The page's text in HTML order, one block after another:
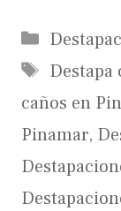
Tags
Destapa
caños en
Pinamar,